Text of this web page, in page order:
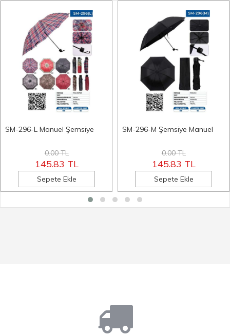
SM-296-L Manuel Şemsiye
0.00 TL
145.83 TL
Sepete Ekle
SM-296-M Şemsiye Manuel
0.00 TL
145.83 TL
Sepete Ekle